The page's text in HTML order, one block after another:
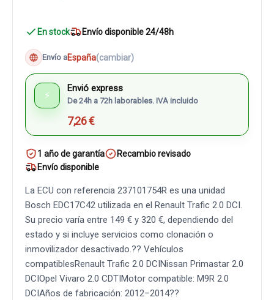
En stock Envío disponible 24/48h
Envío aEspaña(cambiar)
⚡
Envió express
De 24h a 72h laborables. IVA incluido
7,26 €
1 año de garantía
Recambio revisado
Envío disponible
La ECU con referencia 237101754R es una unidad
Bosch EDC17C42 utilizada en el Renault Trafic 2.0 DCI.
Su precio varía entre 149 € y 320 €, dependiendo del
estado y si incluye servicios como clonación o
inmovilizador desactivado.?? Vehículos
compatiblesRenault Trafic 2.0 DCINissan Primastar 2.0
DCIOpel Vivaro 2.0 CDTIMotor compatible: M9R 2.0
DCIAños de fabricación: 2012–2014??